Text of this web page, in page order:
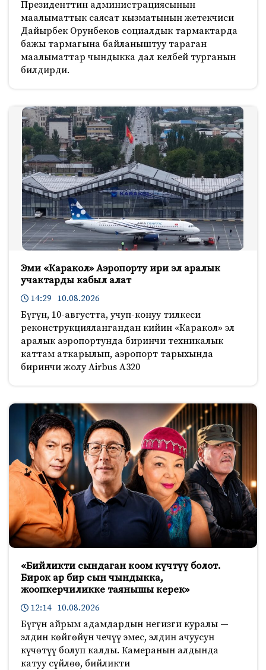
Президенттин администрациясынын
маалыматтык саясат кызматынын жетекчиси
Дайырбек Орунбеков социалдык тармактарда
бажы тармагына байланыштуу тараган
маалыматтар чындыкка дал келбей турганын
билдирди.
Эми «Каракол» Аэропорту ири эл аралык
учактарды кабыл алат
14:29 10.08.2026
Бүгүн, 10-августта, учуп-конуу тилкеси
реконструкциялангандан кийин «Каракол» эл
аралык аэропортунда биринчи техникалык
каттам аткарылып, аэропорт тарыхында
биринчи жолу Airbus A320
«Бийликти сындаган коом күчтүү болот.
Бирок ар бир сын чындыкка,
жоопкерчиликке таянышы керек»
12:14 10.08.2026
Бүгүн айрым адамдардын негизги куралы —
элдин көйгөйүн чечүү эмес, элдин ачуусун
күчөтүү болуп калды. Камеранын алдында
катуу сүйлөө, бийликти